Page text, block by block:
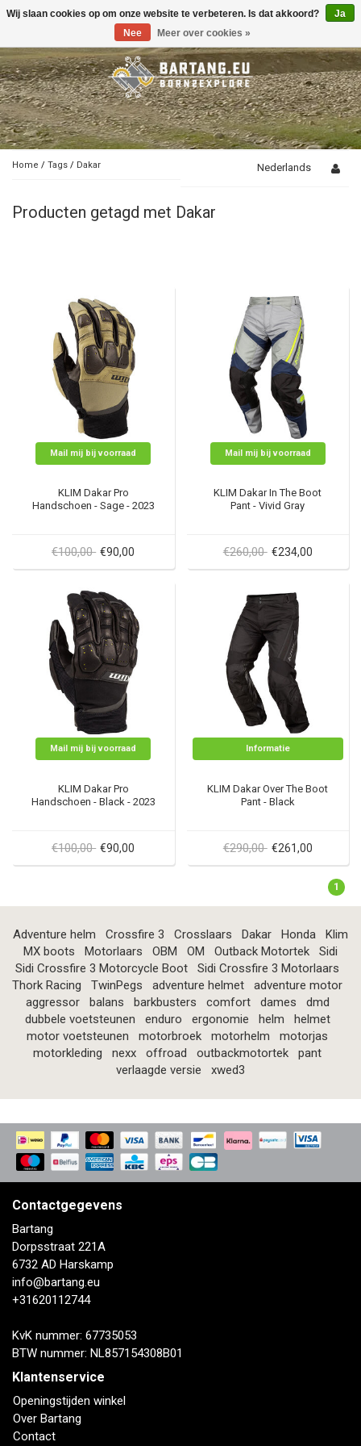
Toggle
Home / Tags / Dakar Nederlands
Producten getagd met Dakar
Mail mij bij voorraad
KLIM Dakar Pro
Handschoen - Sage - 2023
€100,00 €90,00
Mail mij bij voorraad
KLIM Dakar In The Boot
Pant - Vivid Gray
€260,00 €234,00
Mail mij bij voorraad
KLIM Dakar Pro
Handschoen - Black - 2023
€100,00 €90,00
Informatie
KLIM Dakar Over The Boot
Pant - Black
€290,00 €261,00
1
Adventure helm Crossfire 3 Crosslaars Dakar Honda
Klim
MX boots
Motorlaars OBM OM Outback Motortek
Sidi
Sidi Crossfire 3 Motorcycle Boot
Sidi Crossfire 3 Motorlaars
Thork Racing
TwinPegs adventure helmet
adventure motor
aggressor
balans barkbusters comfort dames
dmd
dubbele voetsteunen
enduro ergonomie helm
helmet
motor voetsteunen
motorbroek motorhelm
motorjas
motorkleding
nexx offroad outbackmotortek
pant
verlaagde versie
xwed3
Contactgegevens
Bartang
Dorpsstraat 221A
6732 AD Harskamp
info@bartang.eu
+31620112744
KvK nummer: 67735053
BTW nummer: NL857154308B01
Klantenservice
Openingstijden winkel
Over Bartang
Contact
Wij slaan cookies op om onze website te verbeteren. Is dat akkoord?
Ja
Nee
Meer over cookies »